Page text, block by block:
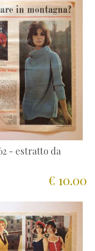
- estratto da
€ 10.00